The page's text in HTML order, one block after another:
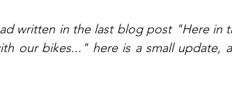
written in the last blog post "Here in
our bikes..." here is a small update,